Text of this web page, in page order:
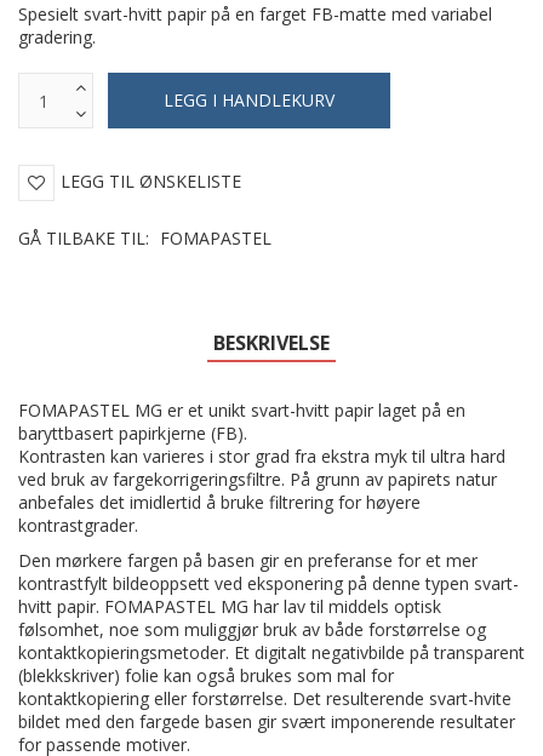
Spesielt svart-hvitt papir på en farget FB-matte med variabel
gradering.
LEGG TIL ØNSKELISTE
GÅ TILBAKE TIL: FOMAPASTEL
BESKRIVELSE
FOMAPASTEL MG er et unikt svart-hvitt papir laget på en
baryttbasert papirkjerne (FB).
Kontrasten kan varieres i stor grad fra ekstra myk til ultra hard
ved bruk av fargekorrigeringsfiltre. På grunn av papirets natur
anbefales det imidlertid å bruke filtrering for høyere
kontrastgrader.
Den mørkere fargen på basen gir en preferanse for et mer
kontrastfylt bildeoppsett ved eksponering på denne typen svart-
hvitt papir. FOMAPASTEL MG har lav til middels optisk
følsomhet, noe som muliggjør bruk av både forstørrelse og
kontaktkopieringsmetoder. Et digitalt negativbilde på transparent
(blekkskriver) folie kan også brukes som mal for
kontaktkopiering eller forstørrelse. Det resulterende svart-hvite
bildet med den fargede basen gir svært imponerende resultater
for passende motiver.